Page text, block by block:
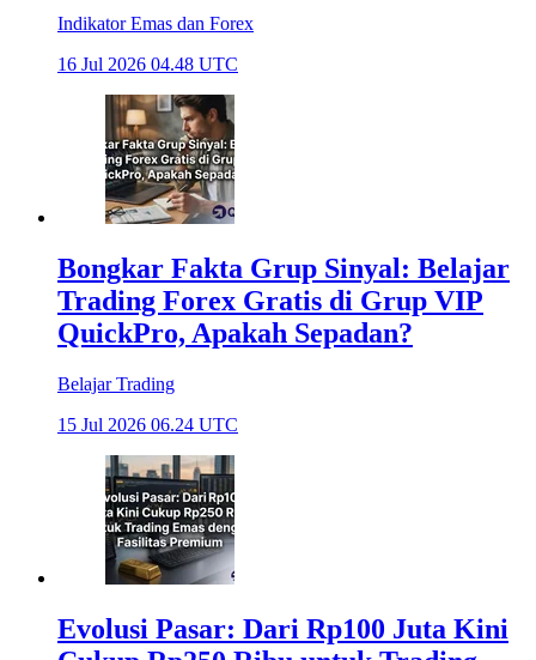
Indikator Emas dan Forex
16 Jul 2026 04.48 UTC
Bongkar Fakta Grup Sinyal: Belajar
Trading Forex Gratis di Grup VIP
QuickPro, Apakah Sepadan?
Belajar Trading
15 Jul 2026 06.24 UTC
Evolusi Pasar: Dari Rp100 Juta Kini